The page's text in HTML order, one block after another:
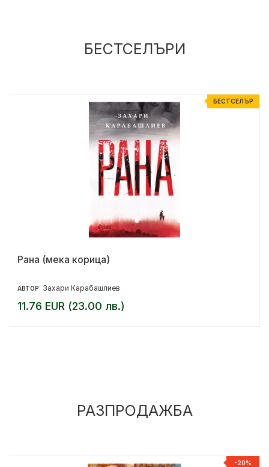
БЕСТСЕЛЪРИ
БЕСТСЕЛЪР
Рана (мека корица)
АВТОР: Захари Карабашлиев
11.76 EUR (23.00 лв.)
РАЗПРОДАЖБА
-20%